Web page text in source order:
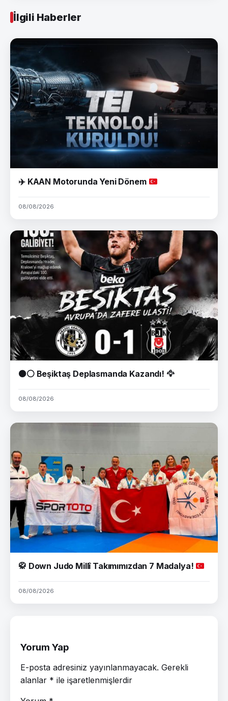
İlgili Haberler
✈️KAAN Motorunda Yeni Dönem
08/08/2026
⚫⚪ Beşiktaş Deplasmanda Kazandı! 🦅
08/08/2026
🥋 Down Judo Millî Takımımızdan 7 Madalya!
08/08/2026
Yorum Yap
E-posta adresiniz yayınlanmayacak. Gerekli
alanlar * ile işaretlenmişlerdir